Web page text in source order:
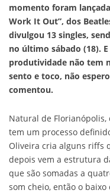
momento foram
Work It Out”, dos
divulgou 13 singles,
no último sábado (18).
produtividade não tem
sento e toco, não
comentou.
Natural de
tem um processo
Oliveira cria alguns riffs
depois vem a estrutura
que são somadas a
som cheio, então o